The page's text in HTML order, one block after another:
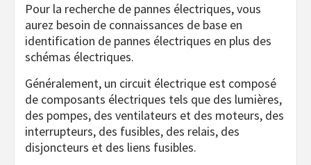
Pour la recherche de pannes électriques, vous
aurez besoin de connaissances de base en
identification de pannes électriques en plus des
schémas électriques.
Généralement, un circuit électrique est composé
de composants électriques tels que des lumières,
des pompes, des ventilateurs et des moteurs, des
interrupteurs, des fusibles, des relais, des
disjoncteurs et des liens fusibles.